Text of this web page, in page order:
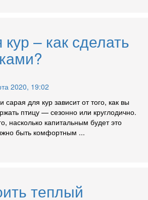
– как сделать
2020, 19:02
сарая для кур зависит от того, как вы
птицу — сезонно или круглодично.
насколько капитальным будет это
быть комфортным ...
теплый